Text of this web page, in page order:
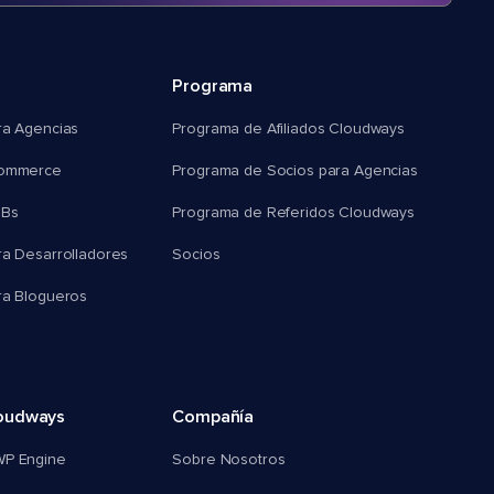
Agencias
Desarrolladores
Blogueros
Programa
Programa de Afiliados Cloudways
Programa de Socios para Agencias
Programa de Referidos Cloudways
Socios
Engine
Compañía
Sobre Nosotros